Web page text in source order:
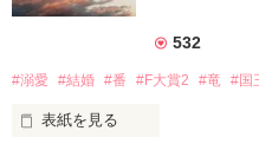
ハラハラキュンキュン
「俺の愛はすべて、美心だけ
そう誓ってくれたはずなのに
532
#溺愛 #結婚 #番 #F大賞2 #竜 #国
表紙を見る